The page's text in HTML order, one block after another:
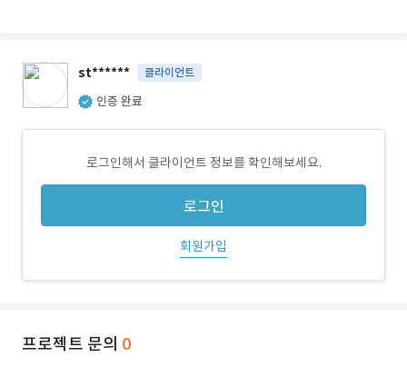
st****** 클라이언트
인증 완료
로그인해서 클라이언트 정보를 확인해보세요.
로그인
회원가입
프로젝트 문의 0